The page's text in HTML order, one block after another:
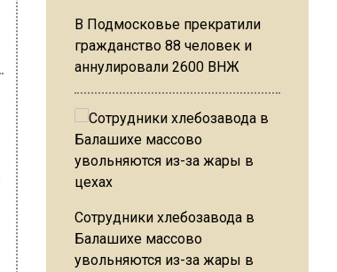
В Подмосковье прекратили
гражданство 88 человек и
аннулировали 2600 ВНЖ
Сотрудники хлебозавода в
Балашихе массово
увольняются из-за жары в